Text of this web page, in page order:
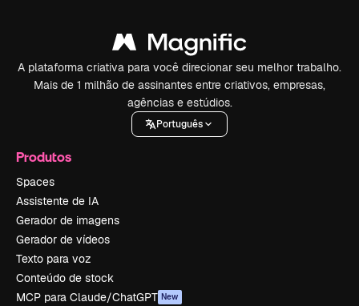
A plataforma criativa para você direcionar seu melhor trabalho.
Mais de 1 milhão de assinantes entre criativos, empresas,
agências e estúdios.
Português
Produtos
Spaces
Assistente de IA
Gerador de imagens
Gerador de vídeos
Texto para voz
Conteúdo de stock
MCP para Claude/ChatGPT New